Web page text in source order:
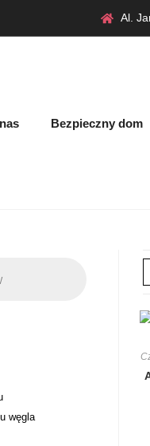
Al.
Bezpieczny dom
węgla